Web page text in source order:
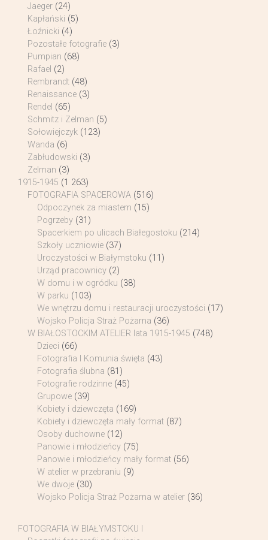
Jaeger (24)
Kapłański (5)
Łoźnicki (4)
Pozostałe fotografie (3)
Pumpian (68)
Rafael (2)
Rembrandt (48)
Renaissance (3)
Rendel (65)
Schmitz i Zelman (5)
Sołowiejczyk (123)
Wanda (6)
Zabłudowski (3)
Zelman (3)
1915-1945 (1 263)
FOTOGRAFIA SPACEROWA (516)
Odpoczynek za miastem (15)
Pogrzeby (31)
Spacerkiem po ulicach Białegostoku (214)
Szkoły uczniowie (37)
Uroczystości w Białymstoku (11)
Urząd pracownicy (2)
W domu i w ogródku (38)
W parku (103)
We wnętrzu domu i restauracji uroczystości (17)
Wojsko Policja Straż Pożarna (36)
W BIAŁOSTOCKIM ATELIER lata 1915-1945 (748)
Dzieci (66)
Fotografia I Komunia święta (43)
Fotografia ślubna (81)
Fotografie rodzinne (45)
Grupowe (39)
Kobiety i dziewczęta (169)
Kobiety i dziewczęta mały format (87)
Osoby duchowne (12)
Panowie i młodzieńcy (75)
Panowie i młodzieńcy mały format (56)
W atelier w przebraniu (9)
We dwoje (30)
Wojsko Policja Straż Pożarna w atelier (36)
FOTOGRAFIA W BIAŁYMSTOKU I